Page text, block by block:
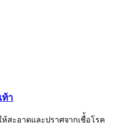
ท้า
ห้สะอาดและปราศจากเชื่้อโรค